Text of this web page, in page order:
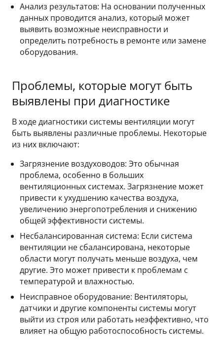
Анализ результатов: На основании полученных
данных проводится анализ, который может
выявить возможные неисправности и
определить потребность в ремонте или замене
оборудования.
Проблемы, которые могут быть
выявлены при диагностике
В ходе диагностики системы вентиляции могут
быть выявлены различные проблемы. Некоторые
из них включают:
Загрязнение воздуховодов: Это обычная
проблема, особенно в больших
вентиляционных системах. Загрязнение может
привести к ухудшению качества воздуха,
увеличению энергопотребления и снижению
общей эффективности системы.
Несбалансированная система: Если система
вентиляции не сбалансирована, некоторые
области могут получать меньше воздуха, чем
другие. Это может привести к проблемам с
температурой и влажностью.
Неисправное оборудование: Вентиляторы,
датчики и другие компоненты системы могут
выйти из строя или работать неэффективно, что
влияет на общую работоспособность системы.